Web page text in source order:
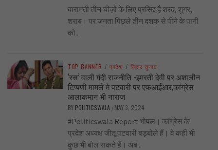
बारामती तीन चीज़ों के लिए प्रसिद्द है शरद, शुगर,
शराब। पर जनता पिछले तीन दशक से पीने के पानी
को...
TOP BANNER / प्रदेश / बिहार चुनाव
‘रस’ वाली गंदी राजनीति -इमरती देवी पर अशालीन
टिप्पणी मामले मे पटवारी पर एफआईआर,कांग्रेस
आलाकमान भी नाराज
BY POLITICSWALA / MAY 3, 2024
#Politicswala Report भोपल। कांग्रेस के
प्रदेश अध्यक्ष जीतू पटवारी बड़बोले हैं। वे कहीं भी
कुछ भी बोल सकते हैं। अब...